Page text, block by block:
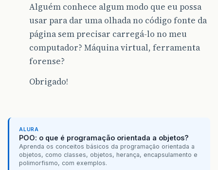
Alguém conhece algum modo que eu possa
usar para dar uma olhada no código fonte da
página sem precisar carregá-lo no meu
computador? Máquina virtual, ferramenta
forense?
Obrigado!
ALURA
POO: o que é programação orientada a objetos?
Aprenda os conceitos básicos da programação orientada a
objetos, como classes, objetos, herança, encapsulamento e
polimorfismo, com exemplos.